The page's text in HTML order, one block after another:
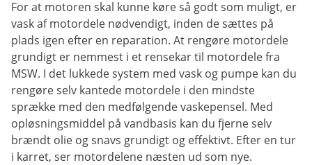
For at motoren skal kunne køre så godt som muligt, er
vask af motordele nødvendigt, inden de sættes på
plads igen efter en reparation. At rengøre motordele
grundigt er nemmest i et rensekar til motordele fra
MSW. I det lukkede system med vask og pumpe kan du
rengøre selv kantede motordele i den mindste
sprække med den medfølgende vaskepensel. Med
opløsningsmiddel på vandbasis kan du fjerne selv
brændt olie og snavs grundigt og effektivt. Efter en tur
i karret, ser motordelene næsten ud som nye.